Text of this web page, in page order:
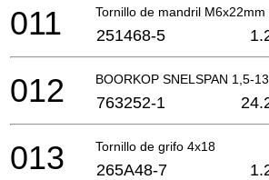
Tornillo de mandril M6x22mm
011 251468-5
BOORKOP SNELSPAN 1,5-
012 763252-1
Tornillo de grifo 4x18
013 265A48-7